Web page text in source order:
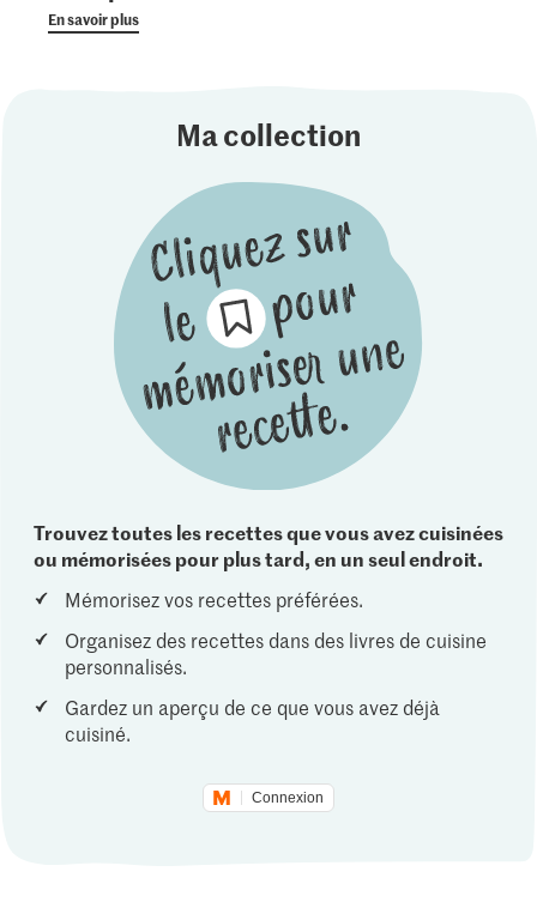
En savoir plus
Ma collection
Trouvez toutes les recettes que vous avez cuisinées
ou mémorisées pour plus tard, en un seul endroit.
Mémorisez vos recettes préférées.
Organisez des recettes dans des livres de cuisine
personnalisés.
Gardez un aperçu de ce que vous avez déjà
cuisiné.
Connexion